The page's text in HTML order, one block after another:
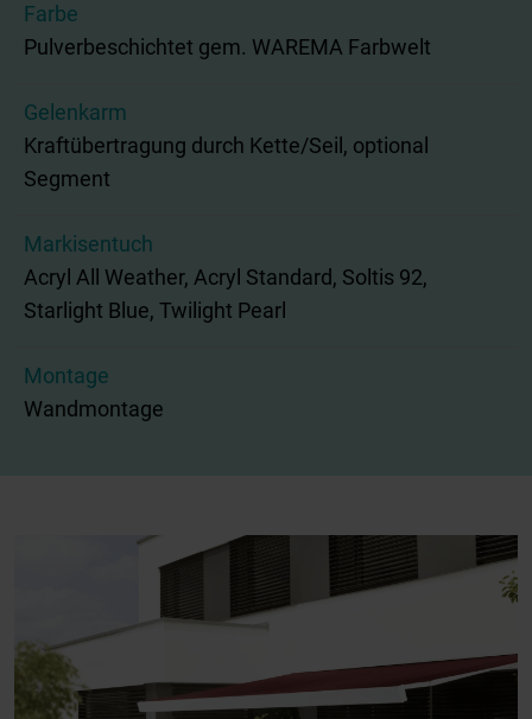
Farbe
Pulverbeschichtet gem. WAREMA Farbwelt
Gelenkarm
Kraftübertragung durch Kette/Seil, optional
Segment
Markisentuch
Acryl All Weather, Acryl Standard, Soltis 92,
Starlight Blue, Twilight Pearl
Montage
Wandmontage